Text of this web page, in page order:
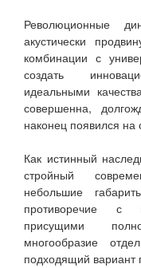
Революционные
акустически
комбинации с
создать
идеальными
совершенна,
наконец появился на
Как истинный
стройный
небольшие
противоречие с
присущими
многообразие
подходящий